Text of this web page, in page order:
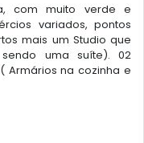
com muito verde e
variados, pontos
mais um Studio que
uma suíte). 02
Armários na cozinha e